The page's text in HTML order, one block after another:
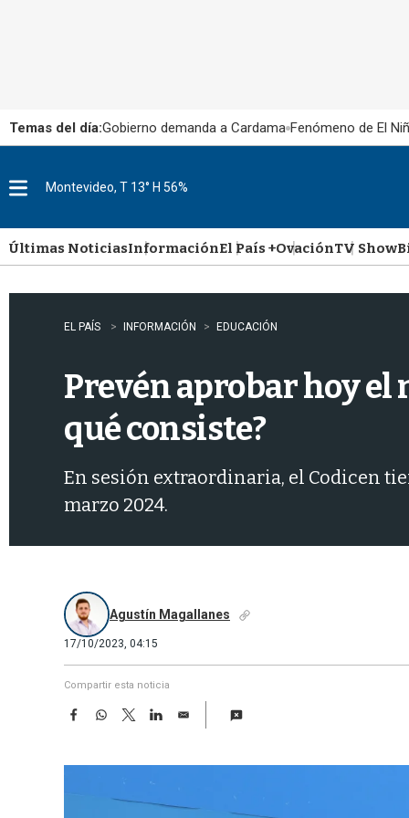
Temas del día:Gobierno demanda a Cardama Fenómeno de El
u
Montevideo, T 13° H 56%
Últimas NoticiasInformaciónEl País +OvaciónTV Show
EL PAÍS INFORMACIÓN EDUCACIÓN
Prevén aprobar hoy el
qué consiste?
En sesión extraordinaria, el Codicen
marzo 2024.
Agustín Magallanes
17/10/2023, 04:15
Compartir esta noticia
F
e
W
t
A
T
w
t
e
L
k
d
E
i